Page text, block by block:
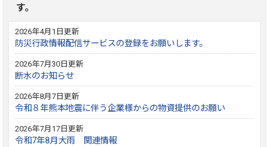
す。
2026年4月1日更新
防災行政情報配信サービスの登録をお願いします。
2026年7月30日更新
断水のお知らせ
2026年8月7日更新
令和８年熊本地震に伴う企業様からの物資提供のお願い
2026年7月17日更新
令和7年8月大雨 関連情報